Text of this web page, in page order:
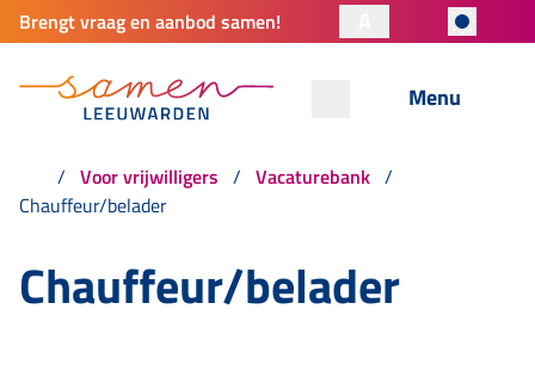
Brengt vraag en aanbod samen!
Menu
Voor vrijwilligers
Vacaturebank
Chauffeur/belader
Chauffeur/belader